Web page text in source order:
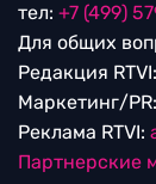
тел: +7 (499)
Для общих
Редакция RTVI:
Маркетинг/PR:
Реклама RTVI:
Партнерские